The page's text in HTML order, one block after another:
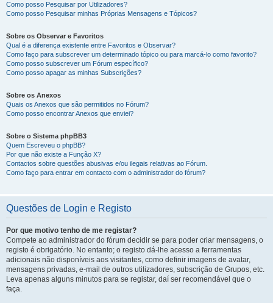
Como posso Pesquisar por Utilizadores?
Como posso Pesquisar minhas Próprias Mensagens e Tópicos?
Sobre os Observar e Favoritos
Qual é a diferença existente entre Favoritos e Observar?
Como faço para subscrever um determinado tópico ou para marcá-lo como favorito?
Como posso subscrever um Fórum específico?
Como posso apagar as minhas Subscrições?
Sobre os Anexos
Quais os Anexos que são permitidos no Fórum?
Como posso encontrar Anexos que enviei?
Sobre o Sistema phpBB3
Quem Escreveu o phpBB?
Por que não existe a Função X?
Contactos sobre questões abusivas e/ou ilegais relativas ao Fórum.
Como faço para entrar em contacto com o administrador do fórum?
Questões de Login e Registo
Por que motivo tenho de me registar?
Compete ao administrador do fórum decidir se para poder criar mensagens, o
registo é obrigatório. No entanto; o registo dá-lhe acesso a ferramentas
adicionais não disponíveis aos visitantes, como definir imagens de avatar,
mensagens privadas, e-mail de outros utilizadores, subscrição de Grupos, etc.
Leva apenas alguns minutos para se registar, daí ser recomendável que o
faça.